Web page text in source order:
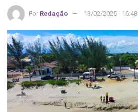
Por Redação 13/02/2025 - 16:48